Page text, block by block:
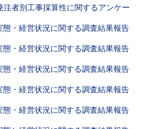
注者別工事採算性に関するアンケー
・経営状況に関する調査結果報告
・経営状況に関する調査結果報告
・経営状況に関する調査結果報告
・経営状況に関する調査結果報告
・経営状況に関する調査結果報告